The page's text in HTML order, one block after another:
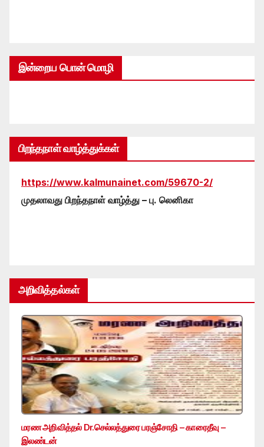
இன்றைய பொன் மொழி
பிறந்தநாள் வாழ்த்துக்கள்
https://www.kalmunainet.com/59670-2/
முதலாவது பிறந்தநாள் வாழ்த்து – பு. லெனிகா
அறிவித்தல்கள்
மரண அறிவித்தல் Dr.செல்லத்துரை பரஞ்சோதி – காரைதீவு –
இலண்டன்